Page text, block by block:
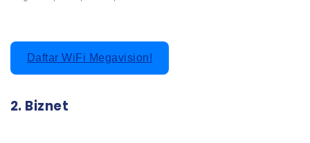
Daftar WiFi Megavision!
2. Biznet